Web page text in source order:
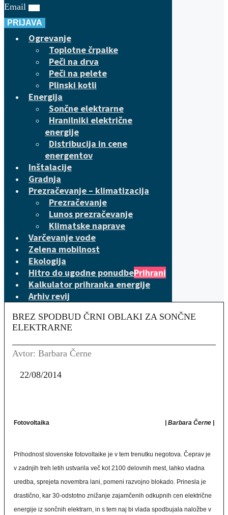
Email
PRIJAVA
Ogrevanje
Toplotne črpalke
Peči na drva
Peči na pelete
Plinski kotli
Energija
Sončne elektrarne
Hranilniki električne
energije
Distribucija in cene
energentov
Inštalacije
Gradnja
Prezračevanje – klimatizacija
Prezračevanje
Lunos prezračevanje
Klimatske naprave
Varčevanje vode
Zelena mobilnost
Ekologija
Hitro do ugodne ponudbePrihrani
Kalkulator prihranka energije
Arhiv revij
BREZ SPODBUD ČRNI OBLAKI ZA SONČNE
ELEKTRARNE
Avtor: Barbara Černe
22/08/2014
Fotovoltaika | Barbara Černe |
Prihodnost slovenske fotovoltaike je v tem trenutku negotova. Čeprav je
v zadnjih treh letih ustvarila več kot 2100 delovnih mest, lahko vladna
uredba, sprejeta novembra lani, pomeni razvojno blokado. Prinesla je
drastično, kar 30-odstotno znižanje zajamčenih odkupnih cen električne
energije iz sončnih elektrarn, in s tem naj bi vlada spodbujala naložbe v